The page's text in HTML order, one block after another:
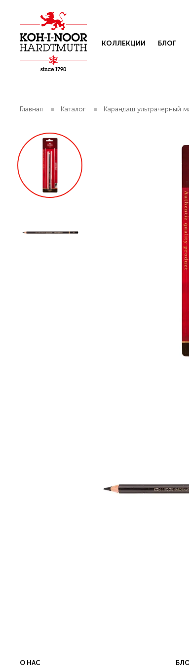
КОЛЛЕКЦИИ БЛОГ
Главная Каталог Карандаш ультрачерный
О НАС